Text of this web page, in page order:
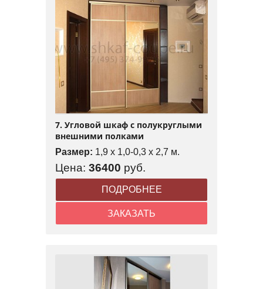
7. Угловой шкаф с полукруглыми
внешними полками
Размер: 1,9 x 1,0-0,3 x 2,7 м.
Цена: 36400 руб.
ПОДРОБНЕЕ
ЗАКАЗАТЬ